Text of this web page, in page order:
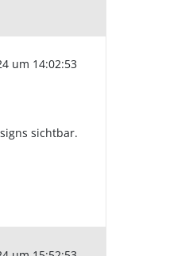
um 14:02:53
sichtbar.